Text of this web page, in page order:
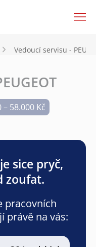
Vedoucí servisu -
– 58.000 Kč
sice pryč,
zoufat.
pracovních
právě na vás: